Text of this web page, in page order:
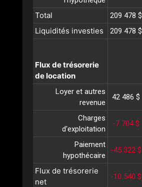
Total 209 478 $
Liquidités investies 209 478 $
Flux de trésorerie
de location
Loyer et autres
revenue
42 486 $
Charges
d'exploitation
-7 704 $
Paiement
hypothécaire
-45 322 $
Flux de trésorerie
net
-10 540 $